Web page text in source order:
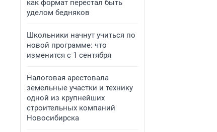
как формат перестал быть
уделом бедняков
Школьники начнут учиться по
новой программе: что
изменится с 1 сентября
Налоговая арестовала
земельные участки и технику
одной из крупнейших
строительных компаний
Новосибирска